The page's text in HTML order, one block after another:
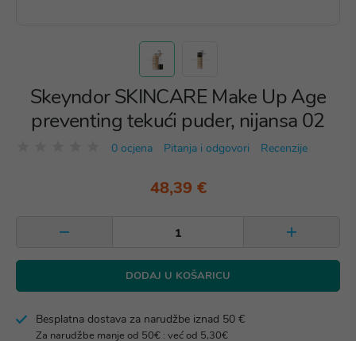
Skeyndor SKINCARE Make Up Age
preventing tekući puder, nijansa 02
0 ocjena Pitanja i odgovori Recenzije
48,39 €
DODAJ U KOŠARICU
Besplatna dostava za narudžbe iznad 50 €
Za narudžbe manje od 50€ : već od 5,30€